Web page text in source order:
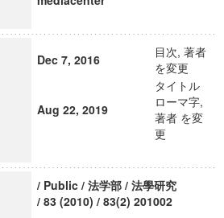
Dec 7, 2016
目次, 著者
を変更
Aug 22, 2019
タイトル
ローマ字,
著者 を変
更
/ Public / 法学部 / 法學研究
/ 83 (2010) / 83(2) 201002